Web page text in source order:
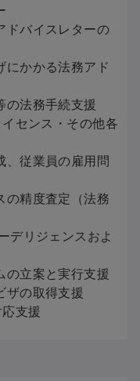
ドバイスレターの
にかかる法務アド
の法務手続支援
センス・その他各
、従業員の雇用問
の精度査定（法務
デリジェンスおよ
の立案と実行支援
ザの取得支援
支援